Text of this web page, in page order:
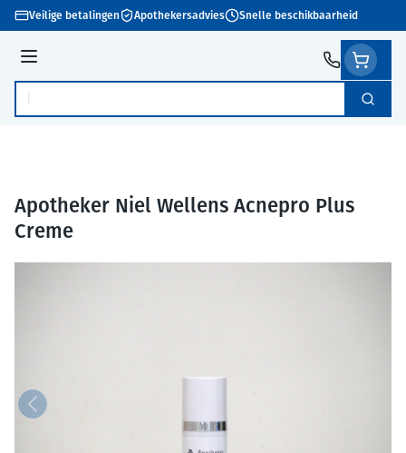
Ga naar de inhoud
Veilige betalingen Apothekersadvies Snelle beschikbaarheid
Menu
Product, merk, categorie... Zoek
Apotheker Niel Wellens Acnepro Plus
Creme